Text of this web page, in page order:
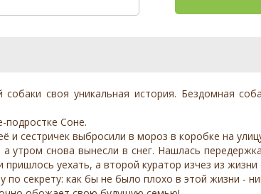
собаки своя уникальная история. Бездомная
подростке Соне.
и сестричек выбросили в мороз в коробке на
утром снова вынесли в снег. Нашлась
уехать, а второй куратор изчез из
по секрету: как бы не было плохо в этой жизни -